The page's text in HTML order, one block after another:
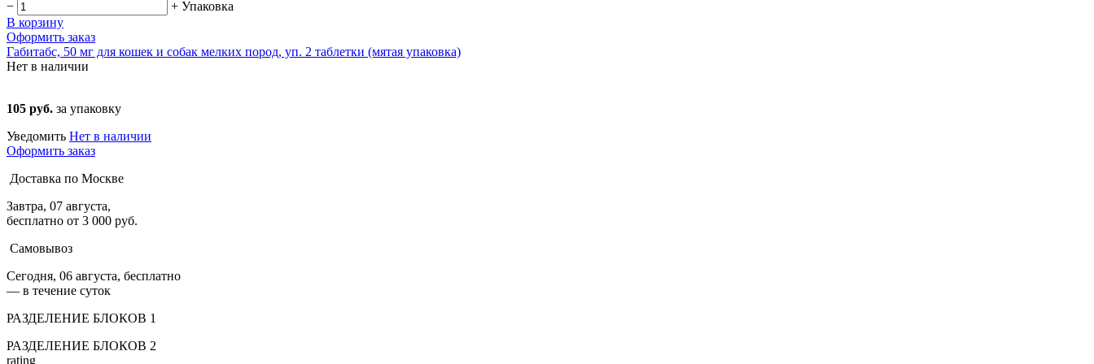
− + Упаковка
В корзину
Оформить заказ
Габитабс, 50 мг для кошек и собак мелких пород, уп. 2 таблетки (мятая упаковка)
Нет в наличии
105 руб. за упаковку
Уведомить Нет в наличии
Оформить заказ
Доставка по Москве
Завтра, 07 августа,
бесплатно от 3 000 руб.
Самовывоз
Сегодня, 06 августа, бесплатно
— в течение суток
РАЗДЕЛЕНИЕ БЛОКОВ 1
РАЗДЕЛЕНИЕ БЛОКОВ 2
rating